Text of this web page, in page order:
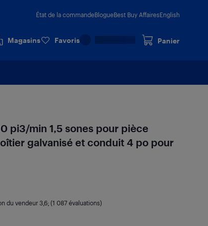
État de la commandeBlogueBest Buy AffairesEnglish
Magasins Favoris Panier
pi3/min 1,5 sones pour pièce
galvanisé et conduit 4 po pour
du vendeur 3,6; (1 087 évaluations)